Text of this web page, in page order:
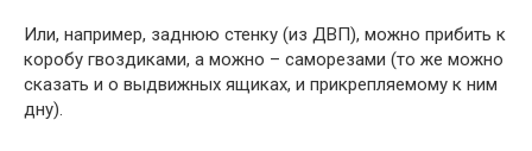
Или, например, заднюю стенку (из ДВП), можно прибить к
коробу гвоздиками, а можно – саморезами (то же можно
сказать и о выдвижных ящиках, и прикрепляемому к ним
дну).